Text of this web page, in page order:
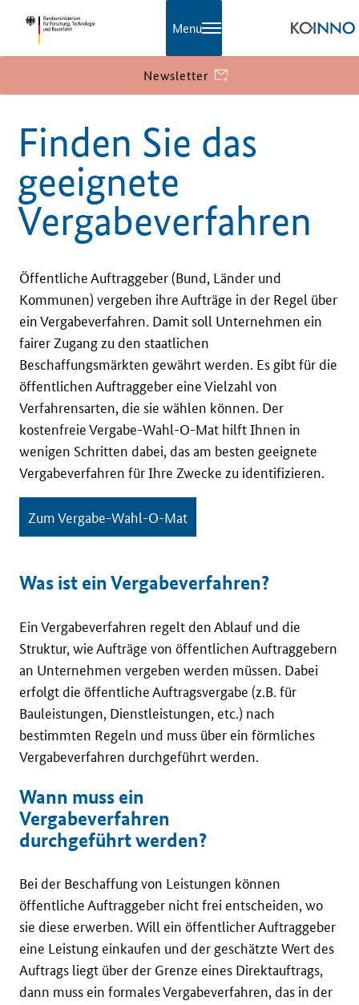
Aktuelles
Praxisbeispiele
Publikationen
KOINNOmagazin
Netzwerk
Innovationspreis
Förderprogramme
Weitere Informationen
Kontakt
Öffentliche Auftraggeber
Services
Innovative Beschaffung
Bewertungsmethoden-Lotse
E-Learning
Fristenassistent
KOINNOvationsplatz
LZK-Rechner
Preis-Leistungs-Gewichtungs-Check
Toolbox
Vergabe-Wahl-O-Mat
Menu
Newsletter
Finden Sie das
geeignete
Vergabeverfahren
Öffentliche Auftraggeber (Bund, Länder und
Kommunen) vergeben ihre Aufträge in der Regel über
ein Vergabeverfahren. Damit soll Unternehmen ein
fairer Zugang zu den staatlichen
Beschaffungsmärkten gewährt werden. Es gibt für die
öffentlichen Auftraggeber eine Vielzahl von
Verfahrensarten, die sie wählen können. Der
kostenfreie Vergabe-Wahl-O-Mat hilft Ihnen in
wenigen Schritten dabei, das am besten geeignete
Vergabeverfahren für Ihre Zwecke zu identifizieren.
Zum Vergabe-Wahl-O-Mat
Was ist ein Vergabeverfahren?
Ein Vergabeverfahren regelt den Ablauf und die
Struktur, wie Aufträge von öffentlichen Auftraggebern
an Unternehmen vergeben werden müssen. Dabei
erfolgt die öffentliche Auftragsvergabe (z.B. für
Bauleistungen, Dienstleistungen, etc.) nach
bestimmten Regeln und muss über ein förmliches
Vergabeverfahren durchgeführt werden.
Wann muss ein
Vergabeverfahren
durchgeführt werden?
Bei der Beschaffung von Leistungen können
öffentliche Auftraggeber nicht frei entscheiden, wo
sie diese erwerben. Will ein öffentlicher Auftraggeber
eine Leistung einkaufen und der geschätzte Wert des
Auftrags liegt über der Grenze eines Direktauftrags,
dann muss ein formales Vergabeverfahren, das in der